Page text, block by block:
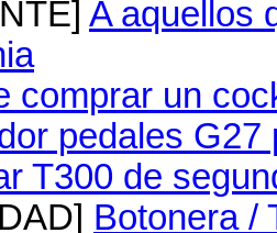
A aquellos
comprar un
pedales
T300 de
Botonera /